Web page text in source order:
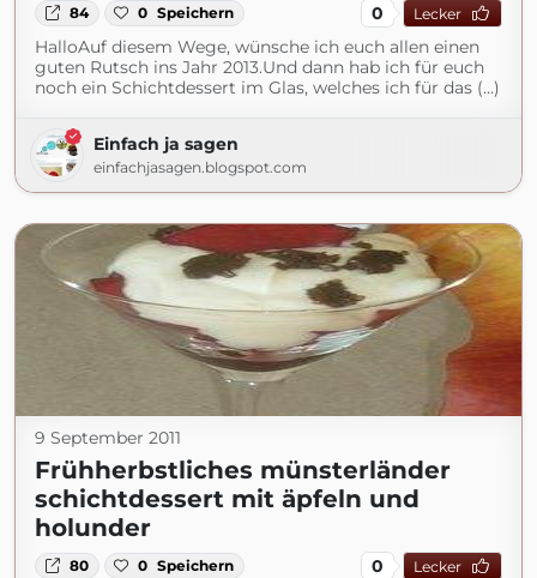
84 0 Speichern 0 Lecker
HalloAuf diesem Wege, wünsche ich euch allen einen
guten Rutsch ins Jahr 2013.Und dann hab ich für euch
noch ein Schichtdessert im Glas, welches ich für das (...)
Einfach ja sagen
einfachjasagen.blogspot.com
9 September 2011
Frühherbstliches münsterländer
schichtdessert mit äpfeln und
holunder
80 0 Speichern 0 Lecker